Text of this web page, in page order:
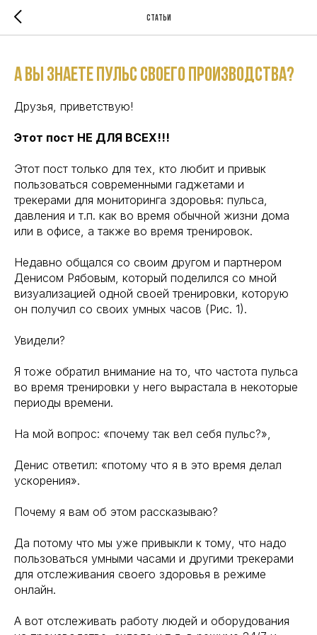
Статьи
А вы знаете ПУЛЬС своего производства?
Друзья, приветствую!
Этот пост НЕ ДЛЯ ВСЕХ!!!
Этот пост только для тех, кто любит и привык
пользоваться современными гаджетами и
трекерами для мониторинга здоровья: пульса,
давления и т.п. как во время обычной жизни дома
или в офисе, а также во время тренировок.
Недавно общался со своим другом и партнером
Денисом Рябовым, который поделился со мной
визуализацией одной своей тренировки, которую
он получил со своих умных часов (Рис. 1).
Увидели?
Я тоже обратил внимание на то, что частота пульса
во время тренировки у него вырастала в некоторые
периоды времени.
На мой вопрос: «почему так вел себя пульс?»,
Денис ответил: «потому что я в это время делал
ускорения».
Почему я вам об этом рассказываю?
Да потому что мы уже привыкли к тому, что надо
пользоваться умными часами и другими трекерами
для отслеживания своего здоровья в режиме
онлайн.
А вот отслеживать работу людей и оборудования